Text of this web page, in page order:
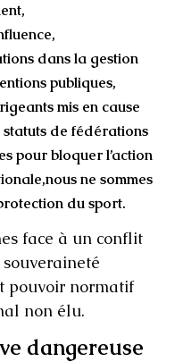
dans la gestion
publiques,
mis en cause
statuts de fédérations
pour bloquer l’action
ne sommes
du sport.
face à un conflit
pouvoir normatif
non élu.
dangereuse